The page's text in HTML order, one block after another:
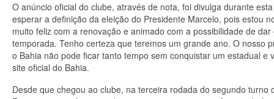
O anúncio oficial do clube, através de nota, foi divulga durante
esperar a definição da eleição do Presidente Marcelo, pois estou
muito feliz com a renovação e animado com a possibilidade de
temporada. Tenho certeza que teremos um grande ano. O nosso
o Bahia não pode ficar tanto tempo sem conquistar um estadual
site oficial do Bahia.
Desde que chegou ao clube, na terceira rodada do segundo